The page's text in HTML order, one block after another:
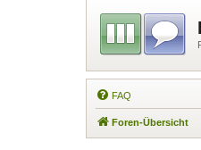
FAQ
Foren-Übersicht